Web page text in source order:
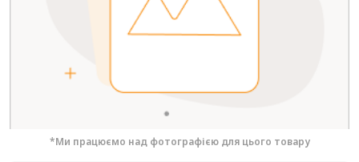
*Ми працюємо над фотографією для цього товару